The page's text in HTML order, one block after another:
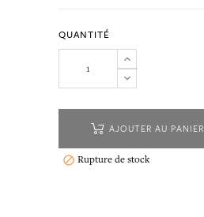
QUANTITÉ
AJOUTER AU PANIER
 Rupture de stock